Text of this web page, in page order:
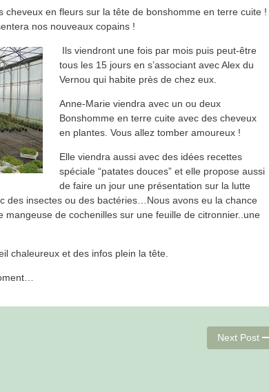
cheveux en fleurs sur la tête de bonshomme en terre cuite !
nos nouveaux copains !
Ils viendront une fois par mois puis peut-être
tous les 15 jours en s’associant avec Alex du
Vernou qui habite près de chez eux.
Anne-Marie viendra avec un ou deux
Bonshomme en terre cuite avec des cheveux
en plantes. Vous allez tomber amoureux !
Elle viendra aussi avec des idées recettes
spéciale “patates douces” et elle propose aussi
de faire un jour une présentation sur la lutte
des insectes ou des bactéries…Nous avons eu la chance
mangeuse de cochenilles sur une feuille de citronnier..une
chaleureux et des infos plein la tête.
Next Post